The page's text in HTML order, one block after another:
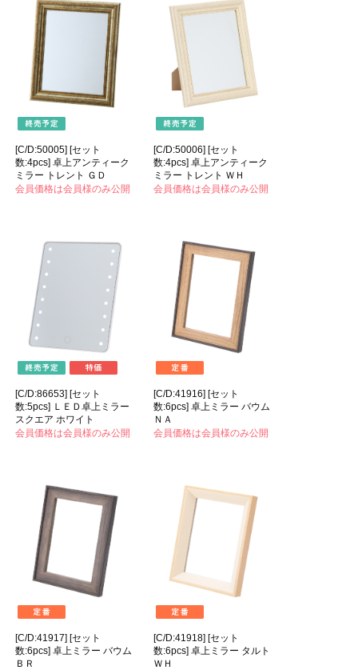
[C/D:50005] [セット
数:4pcs] 卓上アンティーク
ミラー トレント ＧＤ
会員価格は会員様のみ公開
[C/D:50006] [セット
数:4pcs] 卓上アンティーク
ミラー トレント ＷＨ
会員価格は会員様のみ公開
[C/D:86653] [セット
数:5pcs] ＬＥＤ卓上ミラー
スクエア ホワイト
会員価格は会員様のみ公開
[C/D:41916] [セット
数:6pcs] 卓上ミラー バウム
ＮＡ
会員価格は会員様のみ公開
[C/D:41917] [セット
数:6pcs] 卓上ミラー バウム
ＢＲ
[C/D:41918] [セット
数:6pcs] 卓上ミラー タルト
ＷＨ